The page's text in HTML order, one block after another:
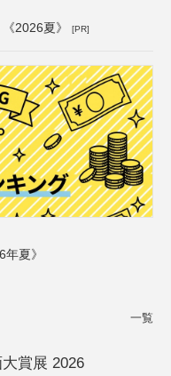
2026夏》 [PR]
夏》
一覧
賞展 2026